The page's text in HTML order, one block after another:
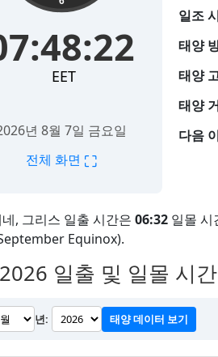
EET
년 8월 7일 금요일
전체 화면 ⛶
일조
태양
태양
태양
다음
, 그리스 일출 시간은 06:32 일몰 시
Equinox).
일출 및 일몰 시
년: 태양 데이터 보기